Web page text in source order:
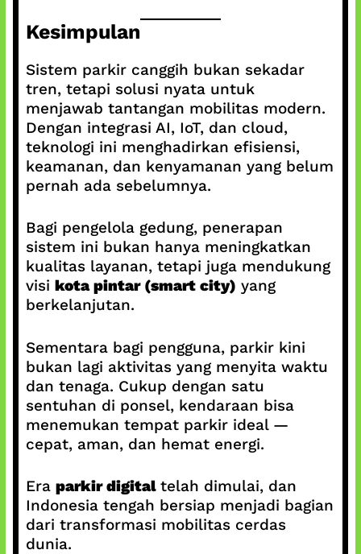
Kesimpulan
Sistem parkir canggih bukan sekadar
tren, tetapi solusi nyata untuk
menjawab tantangan mobilitas modern.
Dengan integrasi AI, IoT, dan cloud,
teknologi ini menghadirkan efisiensi,
keamanan, dan kenyamanan yang belum
pernah ada sebelumnya.
Bagi pengelola gedung, penerapan
sistem ini bukan hanya meningkatkan
kualitas layanan, tetapi juga mendukung
visi kota pintar (smart city) yang
berkelanjutan.
Sementara bagi pengguna, parkir kini
bukan lagi aktivitas yang menyita waktu
dan tenaga. Cukup dengan satu
sentuhan di ponsel, kendaraan bisa
menemukan tempat parkir ideal —
cepat, aman, dan hemat energi.
Era parkir digitaltelah dimulai, dan
Indonesia tengah bersiap menjadi bagian
dari transformasi mobilitas cerdas
dunia.